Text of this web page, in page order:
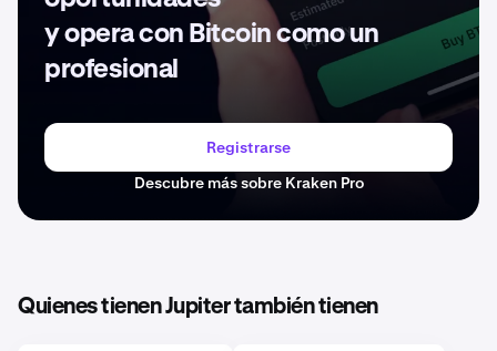
y opera con Bitcoin como un
profesional
Registrarse
Descubre más sobre Kraken Pro
Quienes tienen Jupiter también tienen